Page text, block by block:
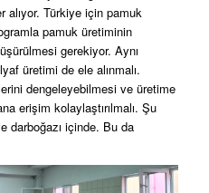
alıyor. Türkiye için pamuk
pamuk üretiminin
gerekiyor. Aynı
üretimi de ele alınmalı.
dengeleyebilmesi ve üretime
erişim kolaylaştırılmalı. Şu
darboğazı içinde. Bu da